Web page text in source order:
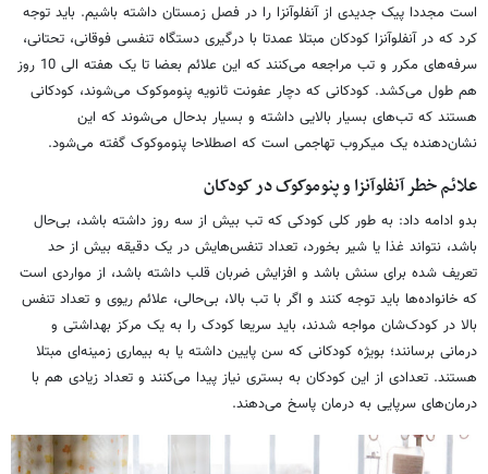
است مجددا پیک جدیدی از آنفلوآنزا را در فصل زمستان داشته باشیم. باید توجه
کرد که در آنفلوآنزا کودکان مبتلا عمدتا با درگیری دستگاه تنفسی فوقانی، تحتانی،
سرفه‌های مکرر و تب مراجعه می‌کنند که این علائم بعضا تا یک هفته الی 10 روز
هم طول می‌کشد. کودکانی که دچار عفونت ثانویه پنوموکوک می‌شوند، کودکانی
هستند که تب‌های بسیار بالایی داشته و بسیار بدحال می‌شوند که این
نشان‌دهنده یک میکروب تهاجمی است که اصطلاحا پنوموکوک گفته می‌شود.
علائم خطر آنفلوآنزا و پنوموکوک در کودکان
بدو ادامه داد: به طور کلی کودکی که تب بیش از سه روز داشته باشد، بی‌حال
باشد، نتواند غذا یا شیر بخورد، تعداد تنفس‌هایش در یک دقیقه بیش از حد
تعریف‌ شده برای سنش باشد و افزایش ضربان قلب داشته باشد، از مواردی است
که خانواده‌ها باید توجه کنند و اگر با تب بالا، بی‌حالی، علائم ریوی و تعداد تنفس
بالا در کودک‌شان مواجه شدند، باید سریعا کودک را به یک مرکز بهداشتی و
درمانی برسانند؛ بویژه کودکانی که سن پایین داشته یا به بیماری زمینه‌ای مبتلا
هستند. تعدادی از این کودکان به بستری نیاز پیدا می‌کنند و تعداد زیادی هم با
درمان‌های سرپایی به درمان پاسخ می‌دهند.